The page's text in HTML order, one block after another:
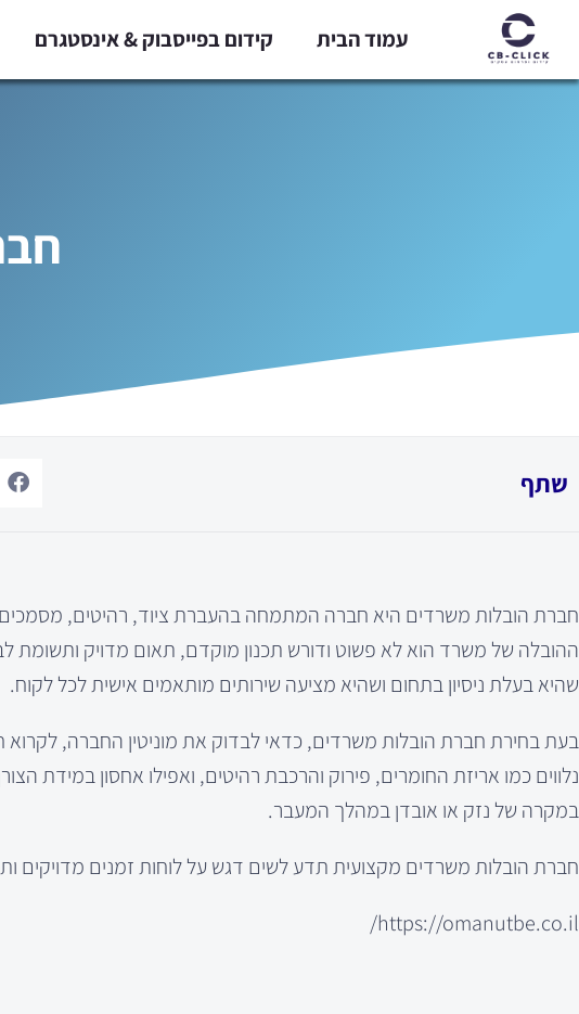
לתוכן
עמוד הבית קידום בפייסבוק & אינסטגרם
שתף
חברת הובלות משרדים היא חברה המתמחה בהעברת ציוד, רהיטים,
ההובלה של משרד הוא לא פשוט ודורש תכנון מוקדם, תאום מדויק ותשומת
שהיא בעלת ניסיון בתחום ושהיא מציעה שירותים מותאמים אישית לכל לקוח.
בעת בחירת חברת הובלות משרדים, כדאי לבדוק את מוניטין החברה,
נלווים כמו אריזת החומרים, פירוק והרכבת רהיטים, ואפילו אחסון במידת
במקרה של נזק או אובדן במהלך המעבר.
חברת הובלות משרדים מקצועית תדע לשים דגש על לוחות זמנים מדויקים
https://omanutbe.co.il/